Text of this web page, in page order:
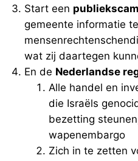
Start een
gemeente informatie
wat zij daartegen
En de Nederlandse
Alle handel en
die Israëls
bezetting
wapenembargo
Zich in te zetten